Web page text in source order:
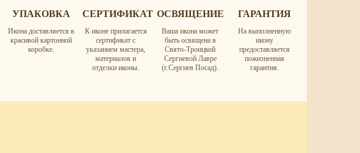
УПАКОВКА
Икона доставляется в
красивой картонной
коробке.
СЕРТИФИКАТ
К иконе прилагается
сертификат с
указанием мастера,
материалов и
отделки иконы.
ОСВЯЩЕНИЕ
Ваша икона может
быть освящена в
Свято-Троицкой
Сергиевой Лавре
(г.Сергиев Посад).
ГАРАНТИЯ
На выполненную
икону
предоставляется
пожизненная
гарантия.